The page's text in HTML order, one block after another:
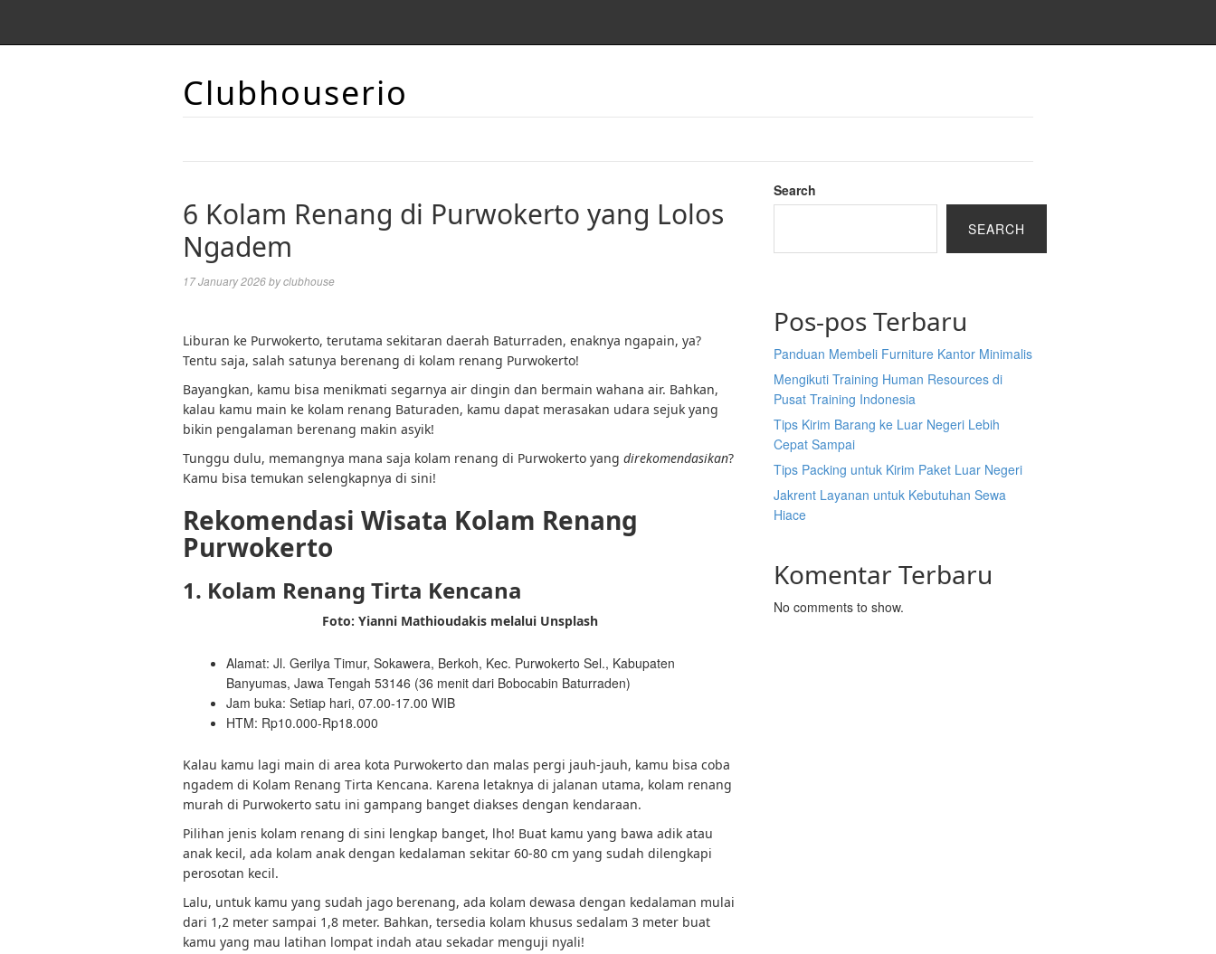
Clubhouserio
6 Kolam Renang di Purwokerto yang Lolos
Ngadem
17 January 2026byclubhouse
Liburan ke Purwokerto, terutama sekitaran daerah Baturraden, enaknya ngapain, ya?
Tentu saja, salah satunya berenang di kolam renang Purwokerto!
Bayangkan, kamu bisa menikmati segarnya air dingin dan bermain wahana air. Bahkan,
kalau kamu main ke kolam renang Baturaden, kamu dapat merasakan udara sejuk yang
bikin pengalaman berenang makin asyik!
Tunggu dulu, memangnya mana saja kolam renang di Purwokerto yang direkomendasikan?
Kamu bisa temukan selengkapnya di sini!
Rekomendasi Wisata Kolam Renang
Purwokerto
1. Kolam Renang Tirta Kencana
Foto: Yianni Mathioudakis melalui Unsplash
Alamat: Jl. Gerilya Timur, Sokawera, Berkoh, Kec. Purwokerto Sel., Kabupaten
Banyumas, Jawa Tengah 53146 (36 menit dari Bobocabin Baturraden)
Jam buka: Setiap hari, 07.00-17.00 WIB
HTM: Rp10.000-Rp18.000
Kalau kamu lagi main di area kota Purwokerto dan malas pergi jauh-jauh, kamu bisa coba
ngadem di Kolam Renang Tirta Kencana. Karena letaknya di jalanan utama, kolam renang
murah di Purwokerto satu ini gampang banget diakses dengan kendaraan.
Pilihan jenis kolam renang di sini lengkap banget, lho! Buat kamu yang bawa adik atau
anak kecil, ada kolam anak dengan kedalaman sekitar 60-80 cm yang sudah dilengkapi
perosotan kecil.
Lalu, untuk kamu yang sudah jago berenang, ada kolam dewasa dengan kedalaman mulai
dari 1,2 meter sampai 1,8 meter. Bahkan, tersedia kolam khusus sedalam 3 meter buat
kamu yang mau latihan lompat indah atau sekadar menguji nyali!
Search
SEARCH
Pos-pos Terbaru
Panduan Membeli Furniture Kantor Minimalis
Mengikuti Training Human Resources di
Pusat Training Indonesia
Tips Kirim Barang ke Luar Negeri Lebih
Cepat Sampai
Tips Packing untuk Kirim Paket Luar Negeri
Jakrent Layanan untuk Kebutuhan Sewa
Hiace
Komentar Terbaru
No comments to show.